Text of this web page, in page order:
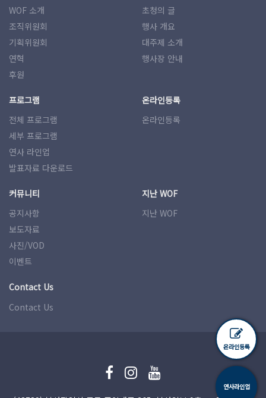
WOF 소개
조직위원회
기획위원회
연혁
후원
초청의 글
행사 개요
대주제 소개
행사장 안내
프로그램
전체 프로그램
세부 프로그램
연사 라인업
발표자료 다운로드
온라인등록
온라인등록
커뮤니티
공지사항
보도자료
사진/VOD
이벤트
지난 WOF
지난 WOF
Contact Us
Contact Us
온라인등록
연사라인업